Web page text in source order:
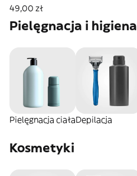
49,00 zł
Pielęgnacja i higiena
Pielęgnacja ciałaDepilacja
Kosmetyki